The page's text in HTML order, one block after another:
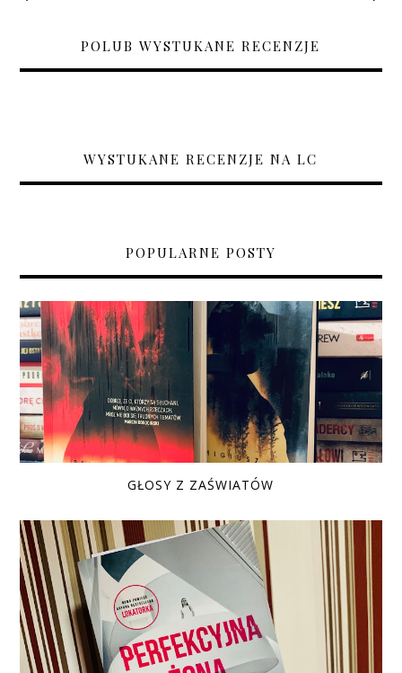
POLUB WYSTUKANE RECENZJE
WYSTUKANE RECENZJE NA LC
POPULARNE POSTY
GŁOSY Z ZAŚWIATÓW